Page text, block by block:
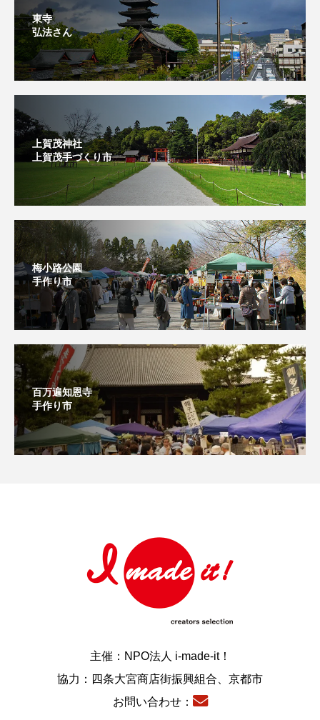
東寺
弘法さん
上賀茂神社
上賀茂手づくり市⁡
梅小路公園
手作り市
百万遍知恩寺
手作り市
主催：NPO法人 i-made-it！
協力：四条大宮商店街振興組合、京都市
お問い合わせ：